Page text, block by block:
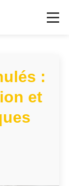
:
et